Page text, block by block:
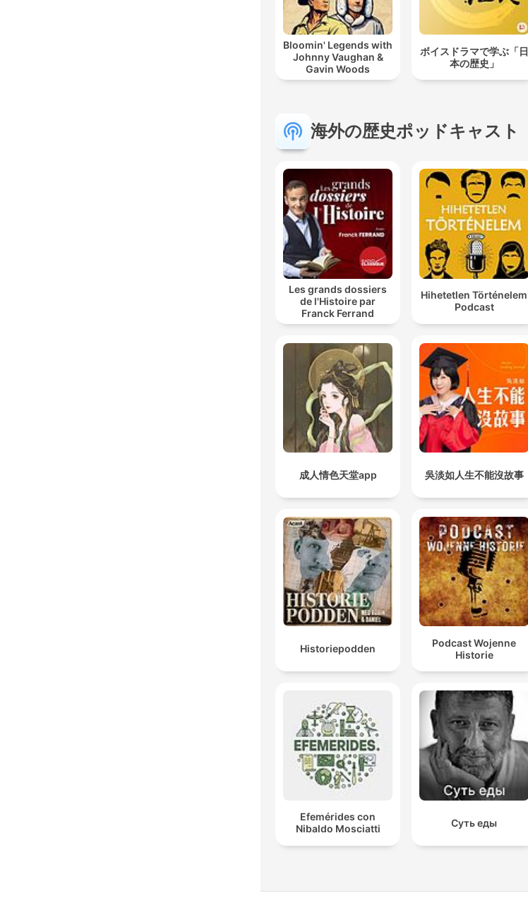
Bloomin' Legends with
Johnny Vaughan &
Gavin Woods
ボイスドラマで学ぶ「日
本の歴史」
海外の歴史ポッドキャスト
Les grands dossiers
de l'Histoire par
Franck Ferrand
Hihetetlen Történelem
Podcast
成人情色天堂app 吳淡如人生不能沒故事
Historiepodden
Podcast Wojenne
Historie
Efemérides con
Nibaldo Mosciatti
Суть еды